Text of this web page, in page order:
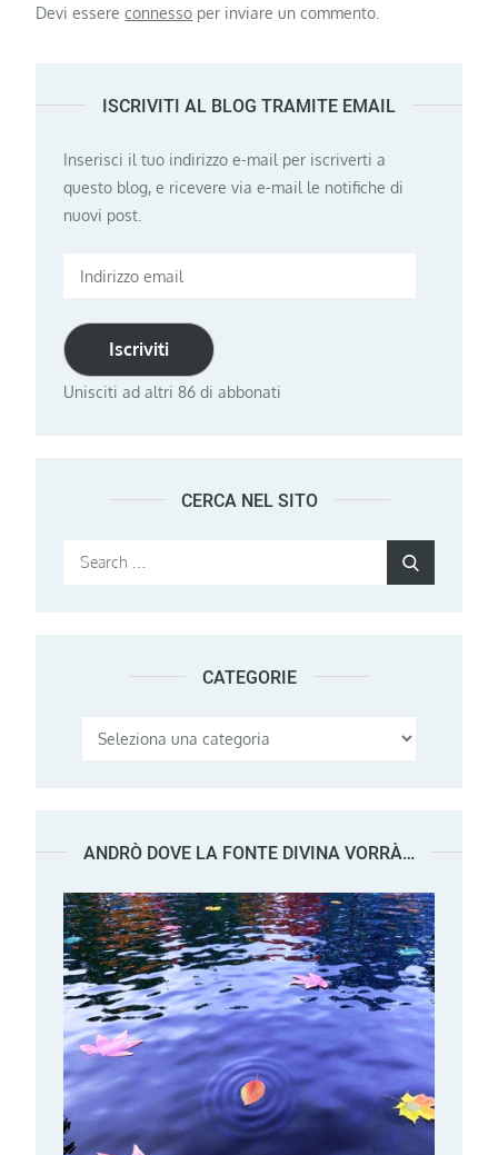
Devi essereconnesso per inviare un commento.
ISCRIVITI AL BLOG TRAMITE EMAIL
Inserisci il tuo indirizzo e-mail per iscriverti a
questo blog, e ricevere via e-mail le notifiche di
nuovi post.
Indirizzo
Iscriviti
Unisciti ad altri 86 di abbonati
CERCA NEL SITO
Search
CATEGORIE
Categorie
ANDRÒ DOVE LA FONTE DIVINA VORRÀ…